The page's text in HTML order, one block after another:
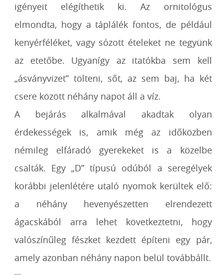
igényeit elégíthetik ki. Az ornitológus
elmondta, hogy a táplálék fontos, de például
kenyérféléket, vagy sózott ételeket ne tegyünk
az etetőbe. Ugyanígy az itatókba sem kell
„ásványvizet” tölteni, sőt, az sem baj, ha két
csere között néhány napot áll a víz.
A bejárás alkalmával akadtak olyan
érdekességek is, amik még az időközben
némileg elfáradó gyerekeket is a közelbe
csalták. Egy „D” típusú odúból a seregélyek
korábbi jelenlétére utaló nyomok kerültek elő:
a néhány hevenyészetten elrendezett
ágacskából arra lehet következtetni, hogy
valószínűleg fészket kezdett építeni egy pár,
amely azonban néhány napon belül továbbállt.